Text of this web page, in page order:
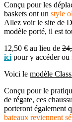
Conçu pour les
baskets ont un style
Allez voir le site de
modèle porté, il est
12,50 € au lieu de
ici pour y accéder ou
Voici le modèle
Conçu pour le
de régate, ces
porteront également
bateaux reviennent